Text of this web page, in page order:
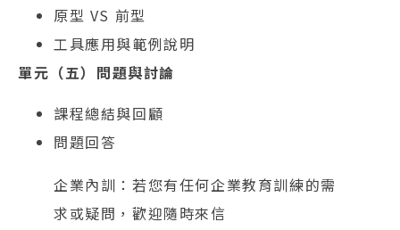
原型 VS 前型
工具應用與範例說明
單元（五）問題與討論
課程總結與回顧
問題回答
企業內訓：若您有任何企業教育訓練的需
求或疑問，歡迎隨時來信